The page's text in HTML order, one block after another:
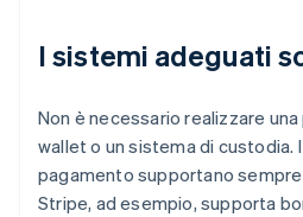
I sistemi adeguati
Non è necessario realizzare
wallet o un sistema di custodia.
pagamento supportano
Stripe, ad esempio, supporta